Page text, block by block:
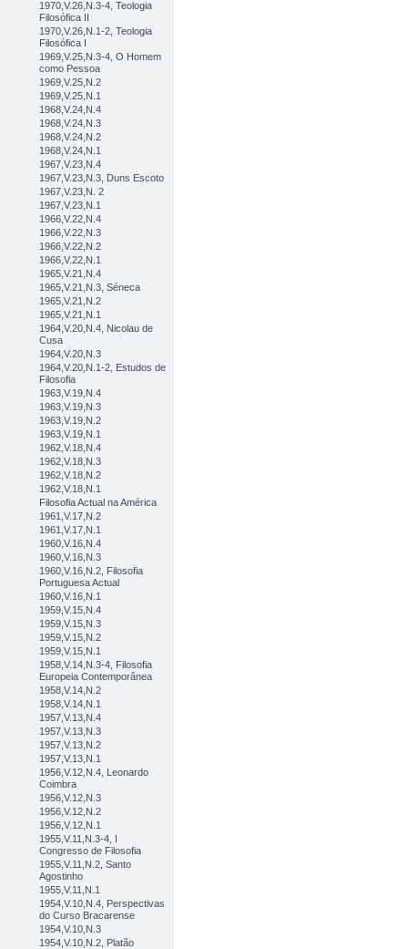
1970,V.26,N.3-4, Teologia
Filosófica II
1970,V.26,N.1-2, Teologia
Filosófica I
1969,V.25,N.3-4, O Homem
como Pessoa
1969,V.25,N.2
1969,V.25,N.1
1968,V.24,N.4
1968,V.24,N.3
1968,V.24,N.2
1968,V.24,N.1
1967,V.23,N.4
1967,V.23,N.3, Duns Escoto
1967,V.23,N. 2
1967,V.23,N.1
1966,V.22,N.4
1966,V.22,N.3
1966,V.22,N.2
1966,V.22,N.1
1965,V.21,N.4
1965,V.21,N.3, Séneca
1965,V.21,N.2
1965,V.21,N.1
1964,V.20,N.4, Nicolau de
Cusa
1964,V.20,N.3
1964,V.20,N.1-2, Estudos de
Filosofia
1963,V.19,N.4
1963,V.19,N.3
1963,V.19,N.2
1963,V.19,N.1
1962,V.18,N.4
1962,V.18,N.3
1962,V.18,N.2
1962,V.18,N.1
Filosofia Actual na América
1961,V.17,N.2
1961,V.17,N.1
1960,V.16,N.4
1960,V.16,N.3
1960,V.16,N.2, Filosofia
Portuguesa Actual
1960,V.16,N.1
1959,V.15,N.4
1959,V.15,N.3
1959,V.15,N.2
1959,V.15,N.1
1958,V.14,N.3-4, Filosofia
Europeia Contemporânea
1958,V.14,N.2
1958,V.14,N.1
1957,V.13,N.4
1957,V.13,N.3
1957,V.13,N.2
1957,V.13,N.1
1956,V.12,N.4, Leonardo
Coimbra
1956,V.12,N.3
1956,V.12,N.2
1956,V.12,N.1
1955,V.11,N.3-4, I
Congresso de Filosofia
1955,V.11,N.2, Santo
Agostinho
1955,V.11,N.1
1954,V.10,N.4, Perspectivas
do Curso Bracarense
1954,V.10,N.3
1954,V.10,N.2, Platão